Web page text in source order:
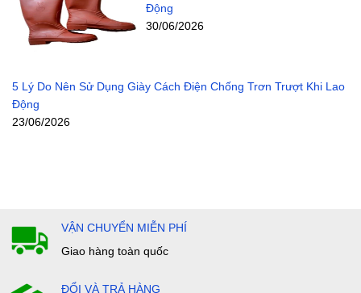
Động
30/06/2026
5 Lý Do Nên Sử Dụng Giày Cách Điện Chống Trơn Trượt Khi Lao
Động
23/06/2026
VẬN CHUYỂN MIỄN PHÍ
Giao hàng toàn quốc
ĐỔI VÀ TRẢ HÀNG